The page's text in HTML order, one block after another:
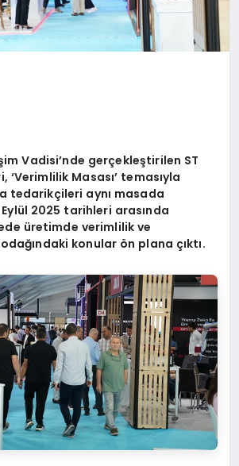
Vadisi’nde gerçekleştirilen ST
‘Verimlilik Masası’ temasıyla
tedarikçileri aynı masada
2025 tarihleri arasında
üretimde verimlilik ve
konular ön plana çıktı.